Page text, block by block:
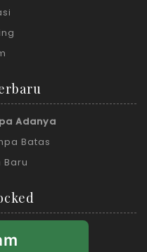
Adanya
Batas
Baru